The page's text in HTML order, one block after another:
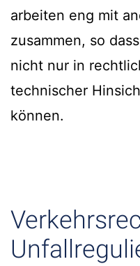
arbeiten eng mit
zusammen, so
nicht nur in
technischer
können.